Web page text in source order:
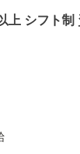
上 シフト制